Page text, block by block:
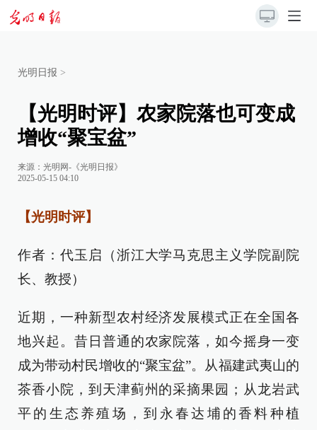
光明日报 >
【光明时评】农家院落也可变成
增收“聚宝盆”
来源： 光明网-《光明日报》
2025-05-15 04:10
【光明时评】
作者：代玉启（浙江大学马克思主义学院副院
长、教授）
近期，一种新型农村经济发展模式正在全国各
地兴起。昔日普通的农家院落，如今摇身一变
成为带动村民增收的“聚宝盆”。从福建武夷山的
茶香小院，到天津蓟州的采摘果园；从龙岩武
平的生态养殖场，到永春达埔的香料种植